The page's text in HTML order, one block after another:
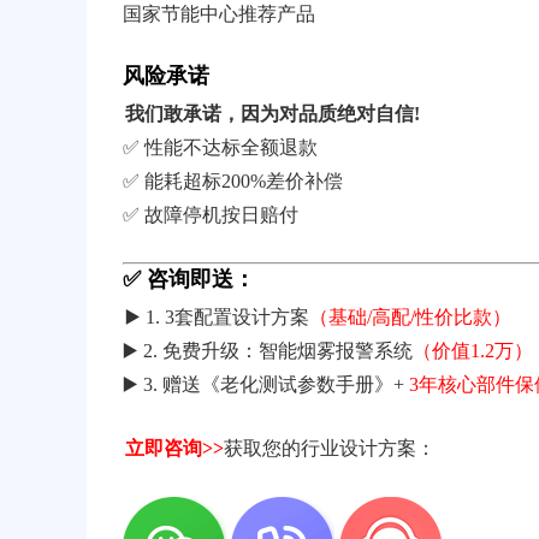
国家节能中心推荐产品
风险承诺
我们敢承诺，因为对品质绝对自信!
✅ 性能不达标全额退款
✅ 能耗超标200%差价补偿
✅ 故障停机按日赔付
✅ 咨询即送：
▶️ 1. 3套配置设计方案 （基础/高配/性价比款）
▶️ 2. 免费升级：智能烟雾报警系统 （价值1.2万）
▶️ 3. 赠送《老化测试参数手册》+ 3年核心部件保
立即咨询>>获取您的行业设计方案：